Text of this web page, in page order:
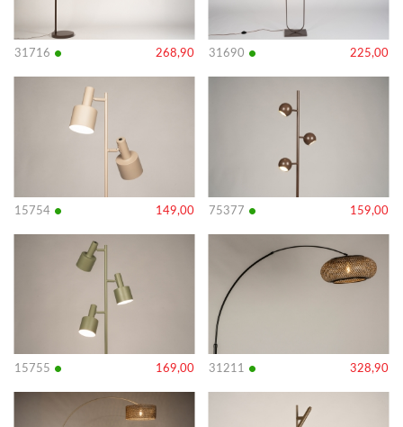
31716 • 268,90 31690 • 225,00
15754 • 149,00 75377 • 159,00
15755 • 169,00
Bekijk
31211 • 328,90
Bekijk
Bekijk
Bekijk